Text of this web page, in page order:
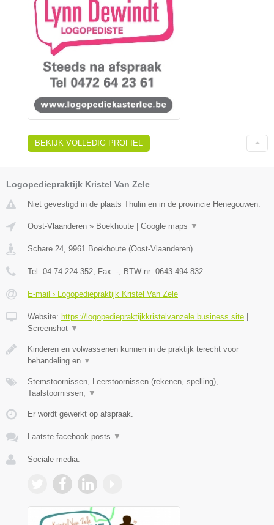
BEKIJK VOLLEDIG PROFIEL
Logopediepraktijk Kristel Van Zele
Niet gevestigd in de plaats Thulin en in de provincie Henegouwen.
Oost-Vlaanderen » Boekhoute Google maps ▼
Schare 24, 9961 Boekhoute (Oost-Vlaanderen)
Tel: 04 74 224 352, Fax: -, BTW-nr: 0643.494.832
E-mail › Logopediepraktijk Kristel Van Zele
Website: https://logopediepraktijkkristelvanzele.business.site
Screenshot ▼
Kinderen en volwassenen kunnen in de praktijk terecht voor
behandeling en ▼
Stemstoornissen, Leerstoornissen (rekenen, spelling),
Taalstoornissen, ▼
Er wordt gewerkt op afspraak.
Laatste facebook posts ▼
Sociale media: